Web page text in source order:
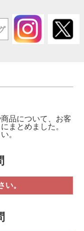
品について、お客
まとめました。
。
い。